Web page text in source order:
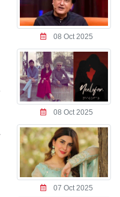
08 Oct 2025
08 Oct 2025
07 Oct 2025